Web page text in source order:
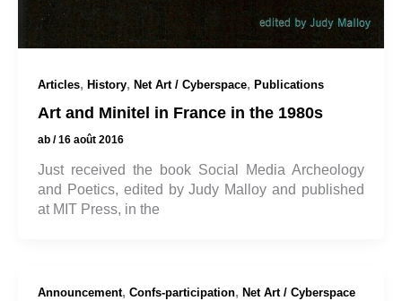
Articles, History, Net Art / Cyberspace, Publications
Art and Minitel in France in the 1980s
ab /16 août 2016
Just received the book Social Media Archeology
and Poetics, edited by Judy Malloy and published
at MIT Press, in the
Announcement, Confs-participation, Net Art / Cyberspace